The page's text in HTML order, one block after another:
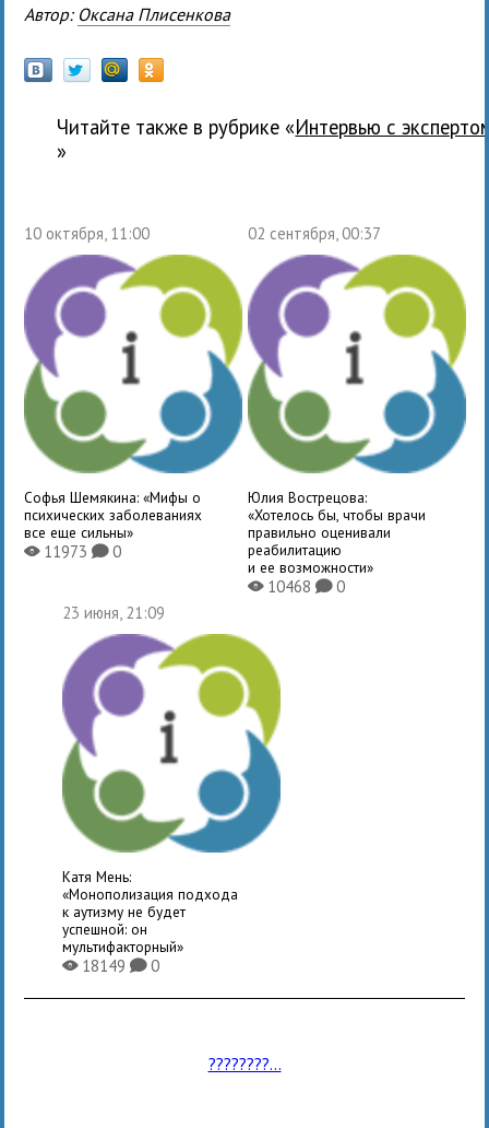
Автор: Оксана Плисенкова
Читайте также в рубрике «
Интервью с
»
10 октября, 11:00
Софья Шемякина: «Мифы о
психических заболеваниях
все еще сильны»
X11973K0
02 сентября, 00:37
Юлия Вострецова:
«Хотелось бы, чтобы врачи
правильно оценивали
реабилитацию
и ее возможности»
X10468 K0
23 июня, 21:09
Катя Мень:
«Монополизация подхода
к аутизму не будет
успешной: он
мультифакторный»
X18149K0
????????...